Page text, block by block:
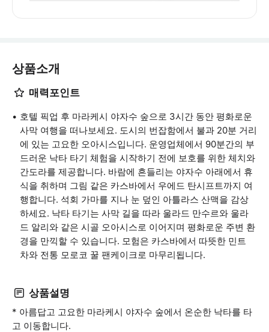
상품소개
매력포인트
호텔 픽업 후 마라케시 야자수 숲으로 3시간 동안 평화로운
사막 여행을 떠나보세요. 도시의 번잡함에서 불과 20분 거리
에 있는 고요한 오아시스입니다. 운영업체에서 90분간의 부
드러운 낙타 타기 체험을 시작하기 전에 보호를 위한 체치와
간도라를 제공합니다. 바람에 흔들리는 야자수 아래에서 휴
식을 취하며 그림 같은 카스바에서 우에드 탄시프트까지 여
행합니다. 석회 가마를 지나 눈 덮인 아틀라스 산맥을 감상
하세요. 낙타 타기는 사막 길을 따라 울라드 만수르와 울라
드 알리와 같은 시골 오아시스로 이어지며 평화로운 주변 환
경을 만끽할 수 있습니다. 모험은 카스바에서 따뜻한 민트
차와 전통 모로코 꿀 팬케이크로 마무리됩니다.
상품설명
* 아름답고 고요한 마라케시 야자수 숲에서 온순한 낙타를 타
고 이동합니다.